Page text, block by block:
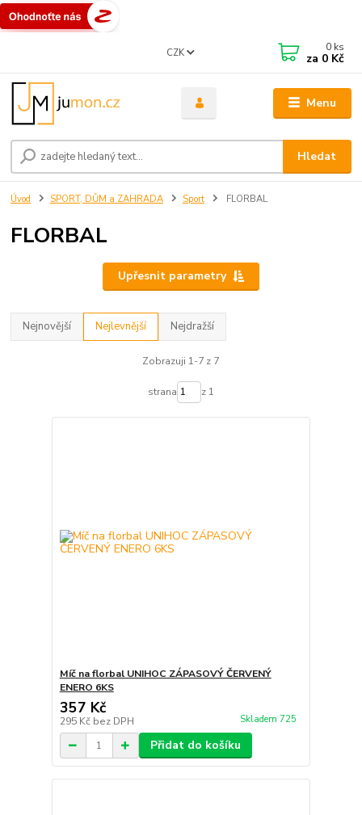
Menu
CZK
Hledat
0 ks
za 0 Kč
Úvod SPORT, DŮM a ZAHRADA Sport FLORBAL
FLORBAL
Upřesnit parametry
Nejnovější Nejlevnější Nejdražší
Zobrazuji 1-7 z 7
strana z 1
Míč na florbal UNIHOC ZÁPASOVÝ ČERVENÝ
ENERO 6KS
357 Kč
295 Kč bez DPH Skladem 725
Přidat do košíku